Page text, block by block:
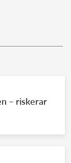
– riskerar